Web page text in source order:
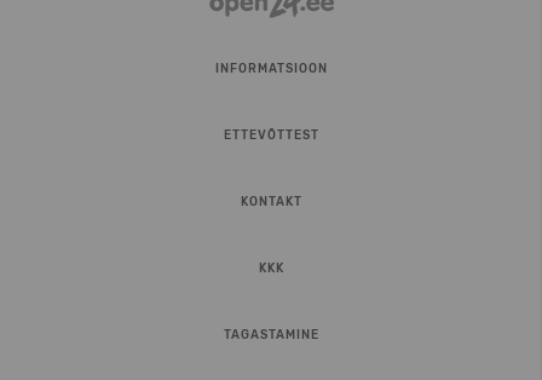
INFORMATSIOON
ETTEVÕTTEST
KONTAKT
KKK
TAGASTAMINE